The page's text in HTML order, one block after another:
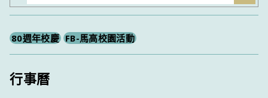
尋
80週年校慶 FB-馬高校園活動
行事曆